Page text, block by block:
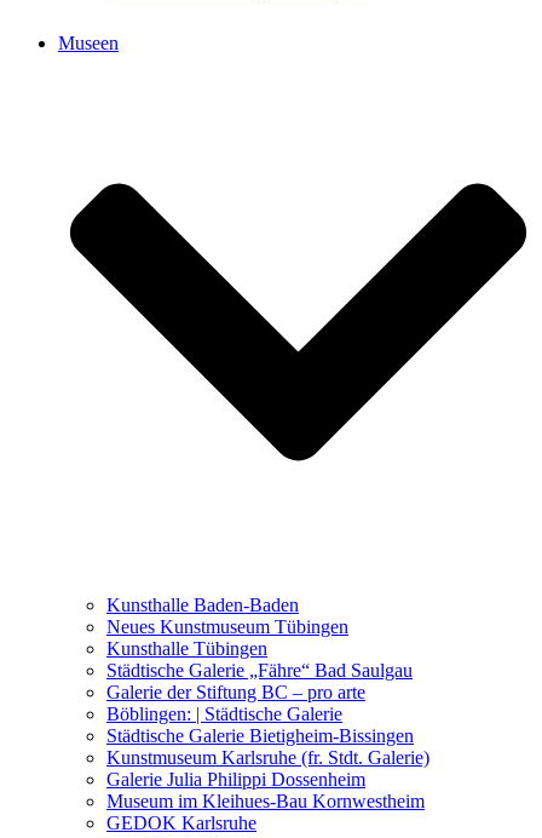
Was seither geschah
Kunstwettbewerbe, Ausschreibungen für Künstler
Museen
Kunsthalle Baden-Baden
Neues Kunstmuseum Tübingen
Kunsthalle Tübingen
Städtische Galerie „Fähre“ Bad Saulgau
Galerie der Stiftung BC – pro arte
Böblingen: | Städtische Galerie
Städtische Galerie Bietigheim-Bissingen
Kunstmuseum Karlsruhe (fr. Stdt. Galerie)
Galerie Julia Philippi Dossenheim
Museum im Kleihues-Bau Kornwestheim
GEDOK Karlsruhe